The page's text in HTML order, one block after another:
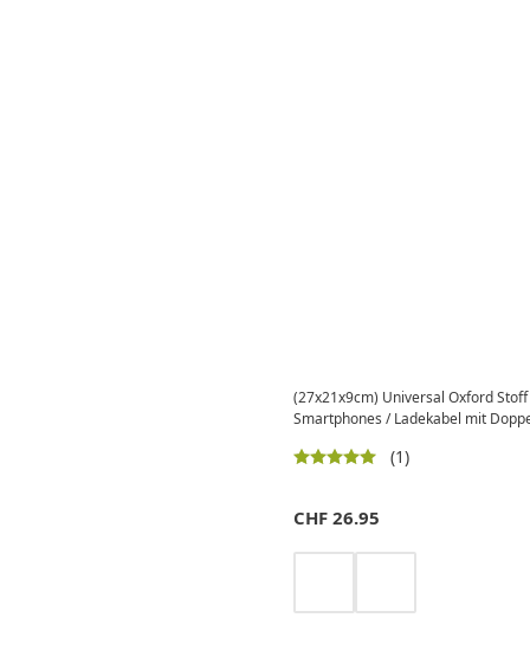
(27x21x9cm) Universal Oxford
Smartphones / Ladekabel mit
(1)
CHF 26.95